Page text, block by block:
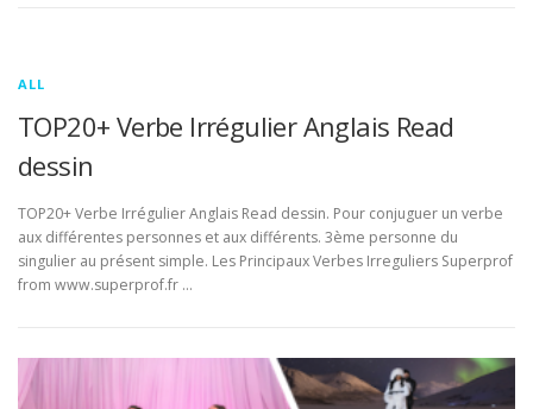
ALL
TOP20+ Verbe Irrégulier Anglais Read
dessin
TOP20+ Verbe Irrégulier Anglais Read dessin. Pour conjuguer un verbe
aux différentes personnes et aux différents. 3ème personne du
singulier au présent simple. Les Principaux Verbes Irreguliers Superprof
from www.superprof.fr …